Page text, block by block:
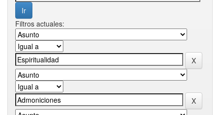
Filtros actuales: